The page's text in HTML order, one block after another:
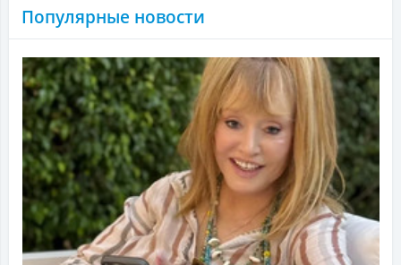
Популярные новости